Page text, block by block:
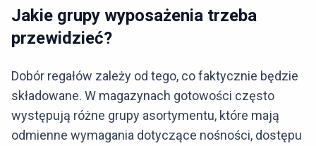
Jakie grupy wyposażenia trzeba
przewidzieć?
Dobór regałów zależy od tego, co faktycznie będzie
składowane. W magazynach gotowości często
występują różne grupy asortymentu, które mają
odmienne wymagania dotyczące nośności, dostępu